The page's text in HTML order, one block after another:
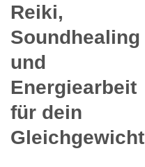
Reiki,
Soundhealing
und
Energiearbeit
für dein
Gleichgewicht